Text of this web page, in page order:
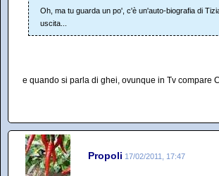
Oh, ma tu guarda un po', c'è un'auto-biografia di
uscita...
e quando si parla di ghei, ovunque in Tv compare
Propoli 17/02/2011, 17:47